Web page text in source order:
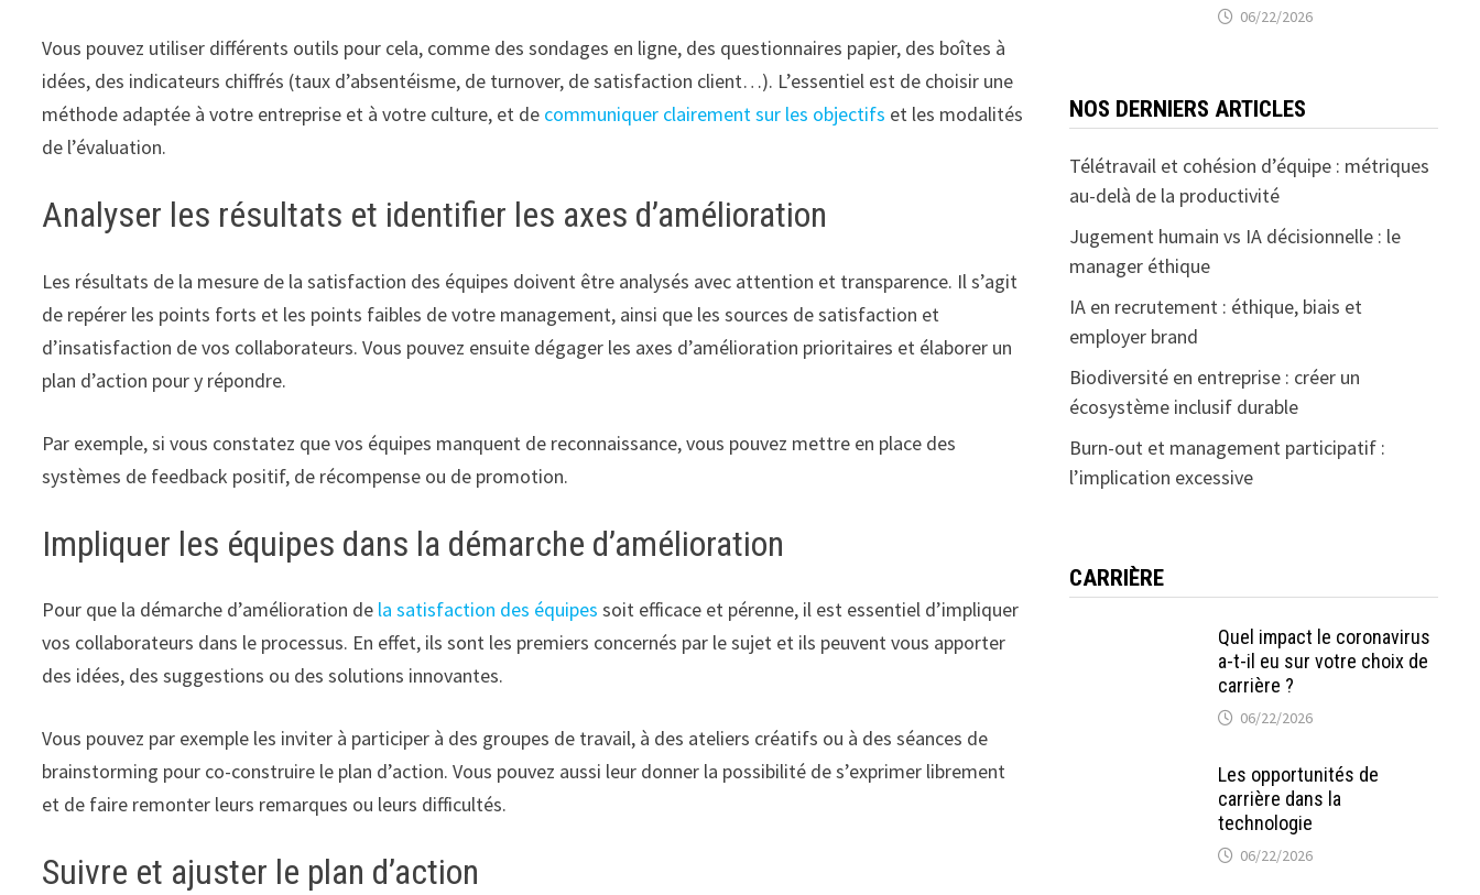
Vous pouvez utiliser différents outils pour cela, comme des sondages en ligne, des questionnaires papier, des boîtes à
idées, des indicateurs chiffrés (taux d’absentéisme, de turnover, de satisfaction client…). L’essentiel est de choisir une
méthode adaptée à votre entreprise et à votre culture, et de communiquer clairement sur les objectifs et les modalités
de l’évaluation.
Analyser les résultats et identifier les axes d’amélioration
Les résultats de la mesure de la satisfaction des équipes doivent être analysés avec attention et transparence. Il s’agit
de repérer les points forts et les points faibles de votre management, ainsi que les sources de satisfaction et
d’insatisfaction de vos collaborateurs. Vous pouvez ensuite dégager les axes d’amélioration prioritaires et élaborer un
plan d’action pour y répondre.
Par exemple, si vous constatez que vos équipes manquent de reconnaissance, vous pouvez mettre en place des
systèmes de feedback positif, de récompense ou de promotion.
Impliquer les équipes dans la démarche d’amélioration
Pour que la démarche d’amélioration de la satisfaction des équipes soit efficace et pérenne, il est essentiel d’impliquer
vos collaborateurs dans le processus. En effet, ils sont les premiers concernés par le sujet et ils peuvent vous apporter
des idées, des suggestions ou des solutions innovantes.
Vous pouvez par exemple les inviter à participer à des groupes de travail, à des ateliers créatifs ou à des séances de
brainstorming pour co-construire le plan d’action. Vous pouvez aussi leur donner la possibilité de s’exprimer librement
et de faire remonter leurs remarques ou leurs difficultés.
Suivre et ajuster le plan d’action
06/22/2026
NOS DERNIERS ARTICLES
Télétravail et cohésion d’équipe : métriques
au-delà de la productivité
Jugement humain vs IA décisionnelle : le
manager éthique
IA en recrutement : éthique, biais et
employer brand
Biodiversité en entreprise : créer un
écosystème inclusif durable
Burn-out et management participatif :
l’implication excessive
CARRIÈRE
Quel impact le coronavirus
a-t-il eu sur votre choix de
carrière ?
06/22/2026
Les opportunités de
carrière dans la
technologie
06/22/2026